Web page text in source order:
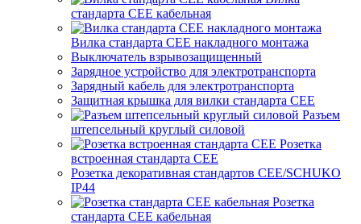
стандарта CEE кабельная
Вилка стандарта CEE накладного монтажа
Выключатель взрывозащищенный
Зарядное устройство для электротранспорта
Зарядный кабель для электротранспорта
Защитная крышка для вилки стандарта CEE
Разъем
штепсельный круглый силовой
Розетка
встроенная стандарта CEE
Розетка декоративная стандартов CEE/SCHUKO
IP44
Розетка
стандарта СЕЕ кабельная